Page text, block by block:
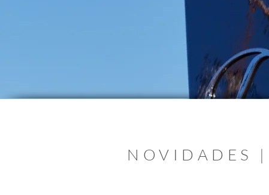
NOVIDADES |